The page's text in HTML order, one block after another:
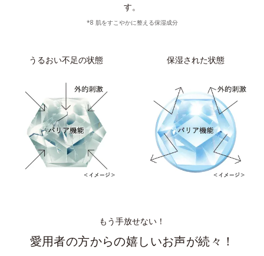
す。
*8 肌をすこやかに整える保湿成分
うるおい不足の状態 保湿された状態
もう手放せない！
愛用者の方からの嬉しいお声が続々！